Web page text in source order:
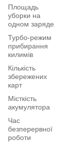
Площадь
уборки на
одном заряде
Турбо-режим
прибирання
килимів
Кількість
збережених
карт
Місткість
акумулятора
Час
безперервної
роботи